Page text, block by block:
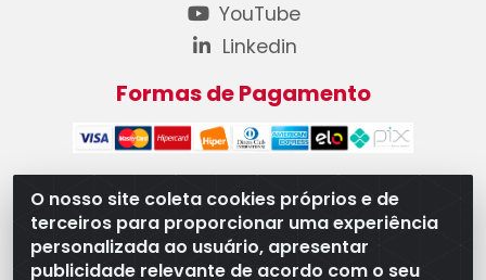
O nosso site coleta cookies próprios e de
terceiros para proporcionar uma experiência
personalizada ao usuário, apresentar
publicidade relevante de acordo com o seu
YouTube
Linkedin
Formas de Pagamento
WB Componentes Automotivos LTDA - CNPJ
08.528.393/0001-12 - Rua do Níquel, 667 - Parque
Oeste Industrial, Goiânia/GO - CEP 74375-660